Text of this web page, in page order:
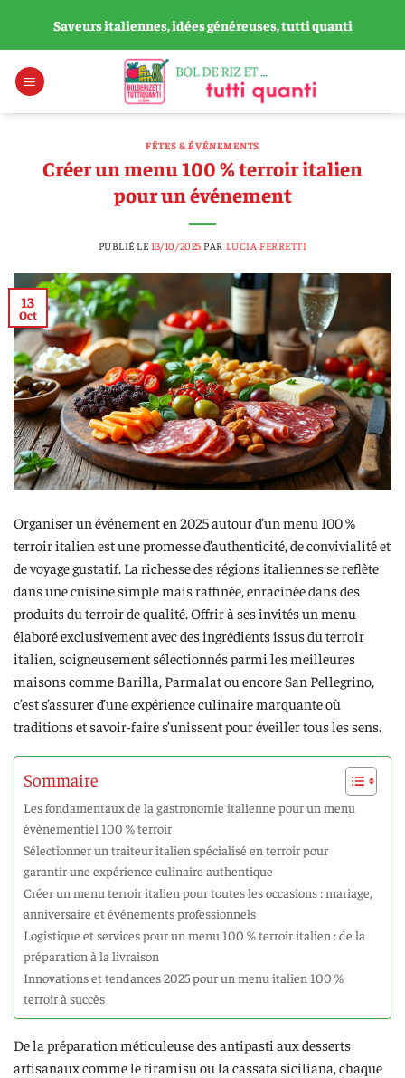
contenu
Saveurs italiennes, idées généreuses, tutti quanti
FÊTES & ÉVÉNEMENTS
Créer un menu 100 % terroir italien
pour un événement
PUBLIÉ LE13/10/2025 PAR LUCIA FERRETTI
13
Oct
Organiser un événement en 2025 autour d’un menu 100 %
terroir italien est une promesse d’authenticité, de convivialité et
de voyage gustatif. La richesse des régions italiennes se reflète
dans une cuisine simple mais raffinée, enracinée dans des
produits du terroir de qualité. Offrir à ses invités un menu
élaboré exclusivement avec des ingrédients issus du terroir
italien, soigneusement sélectionnés parmi les meilleures
maisons comme Barilla, Parmalat ou encore San Pellegrino,
c’est s’assurer d’une expérience culinaire marquante où
traditions et savoir-faire s’unissent pour éveiller tous les sens.
Sommaire
Les fondamentaux de la gastronomie italienne pour un menu
évènementiel 100 % terroir
Sélectionner un traiteur italien spécialisé en terroir pour
garantir une expérience culinaire authentique
Créer un menu terroir italien pour toutes les occasions : mariage,
anniversaire et événements professionnels
Logistique et services pour un menu 100 % terroir italien : de la
préparation à la livraison
Innovations et tendances 2025 pour un menu italien 100 %
terroir à succès
De la préparation méticuleuse des antipasti aux desserts
artisanaux comme le tiramisu ou la cassata siciliana, chaque